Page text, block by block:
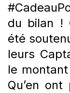
du bilan !
été
leurs
le
Qu’en